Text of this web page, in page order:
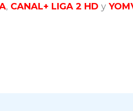
, CANAL+ LIGA 2 HD y